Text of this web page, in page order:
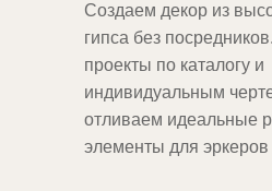
Создаем декор из
гипса без
проекты по каталогу и
индивидуальным
отливаем идеальные
элементы для эркеров